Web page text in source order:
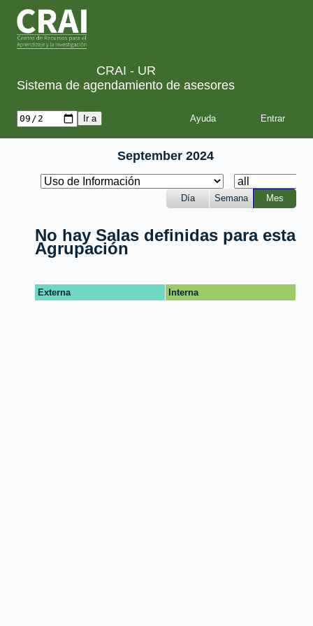
CRAI - UR
Sistema de agendamiento de asesores
Ayuda
September 2024
Día Semana Mes
No hay Salas definidas para esta
Agrupación
Externa Interna